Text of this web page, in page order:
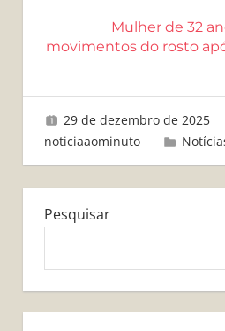
Mulher de 32
movimentos do rosto
29 de dezembro de 2025
noticiaaominuto
Pesquisar